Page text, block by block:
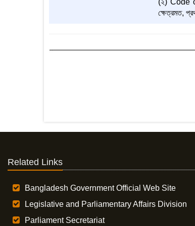
(২) Code
ক্ষেত্রমত,
Related Links
Bangladesh Government Official Web Site
Legislative and Parliamentary Affairs Division
Parliament Secretariat